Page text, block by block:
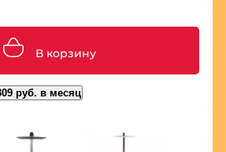
В корзину
руб. в месяц